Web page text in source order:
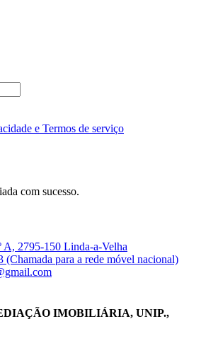
e Termos de serviço
com sucesso.
A, 2795-150 Linda-a-Velha
(Chamada para a rede móvel nacional)
IMOBILIÁRIA, UNIP.,